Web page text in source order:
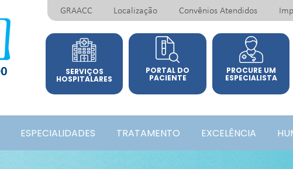
GRAACC Localização Convênios Atendidos
SERVIÇOS
HOSPITALARES
PORTAL DO
PACIENTE
PROCURE UM
ESPECIALISTA
ESPECIALIDADES TRATAMENTO EXCELÊNCIA